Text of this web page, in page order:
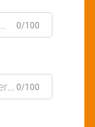
0/100
0/100